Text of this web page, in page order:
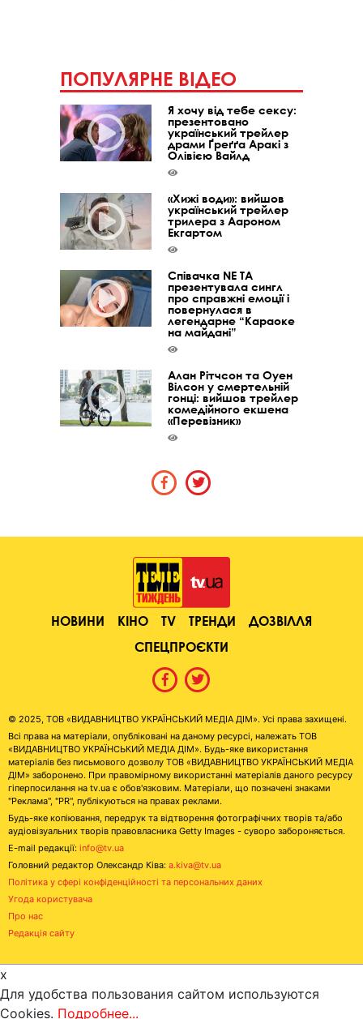
ПОПУЛЯРНЕ ВІДЕО
Я хочу від тебе сексу:
презентовано
український трейлер
драми Ґреґґа Аракі з
Олівією Вайлд
«Хижі води»: вийшов
український трейлер
трилера з Аароном
Екгартом
Співачка NE TA
презентувала сингл
про справжні емоції і
повернулася в
легендарне “Караоке
на майдані”
Алан Рітчсон та Оуен
Вілсон у смертельній
гонці: вийшов трейлер
комедійного екшена
«Перевізник»
НОВИНИ КІНО TV ТРЕНДИ
ДОЗВІЛЛЯ
СПЕЦПРОЄКТИ
© 2025, ТОВ «ВИДАВНИЦТВО УКРАЇНСЬКИЙ МЕДІА ДІМ». Усі права захищені.
Всі права на матеріали, опубліковані на даному ресурсі, належать ТОВ
«ВИДАВНИЦТВО УКРАЇНСЬКИЙ МЕДІА ДІМ». Будь-яке використання
матеріалів без письмового дозволу ТОВ «ВИДАВНИЦТВО УКРАЇНСЬКИЙ МЕДІА
ДІМ» заборонено. При правомірному використанні матеріалів даного ресурсу
гіперпосилання на tv.ua є обов'язковим. Матеріали, що позначені знаками
"Реклама", "PR", публікуються на правах реклами.
Будь-яке копіювання, передрук та відтворення фотографічних творів та/або
аудіовізуальних творів правовласника Getty Images - суворо забороняється.
E-mail редакції: info@tv.ua
Головний редактор Олександр Ківа: a.kiva@tv.ua
Політика у сфері конфіденційності та персональних даних
Угода користувача
Про нас
Редакція сайту
x
Для удобства пользования сайтом используются
Cookies. Подробнее...